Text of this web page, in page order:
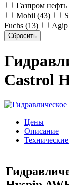
Газпром нефть
Mobil (43)
Fuchs (13)
Castrol
Цены
Описание